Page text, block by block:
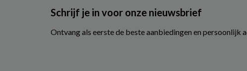
Schrijf je in voor onze nieuwsbrief
Ontvang als eerste de beste aanbiedingen en persoonlijk